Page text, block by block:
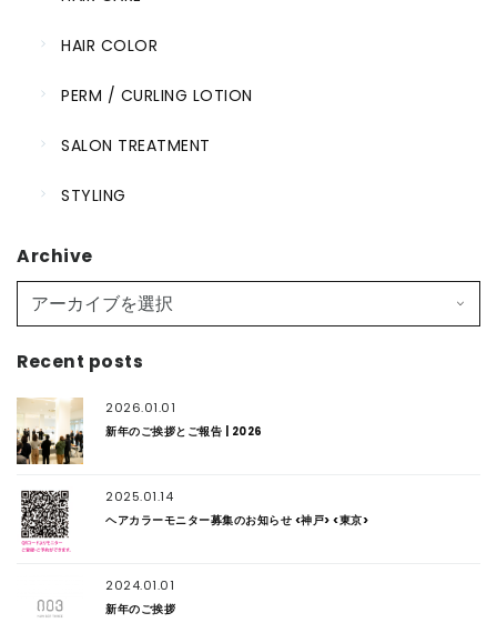
HAIR COLOR
PERM / CURLING LOTION
SALON TREATMENT
STYLING
Archive
Recent posts
2026.01.01
新年のご挨拶とご報告 | 2026
2025.01.14
ヘアカラーモニター募集のお知らせ <神戸> <東京>
2024.01.01
新年のご挨拶